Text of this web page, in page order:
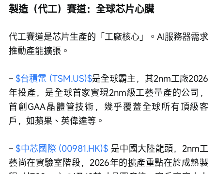
製造（代工）賽道：全球芯片心臟
代工賽道是芯片生產的「工廠核心」。AI服務器需求
推動產能擴張。
– $台積電 (TSM.US)$是全球霸主，其2nm工廠2026
年投產，是全球首家實現2nm級工藝量產的公司，
首創GAA晶體管技術，幾乎覆蓋全球所有頂級客
戶，如蘋果、英偉達等。
– $中芯國際 (00981.HK)$ 是中國大陸龍頭，2nm工
藝尚在實驗室階段，2026年的擴產重點在於成熟製